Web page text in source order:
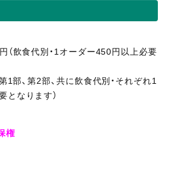
（飲食代別・1オーダー450円以上必要
1部、第2部、共に飲食代別・それぞれ1
となります）
権